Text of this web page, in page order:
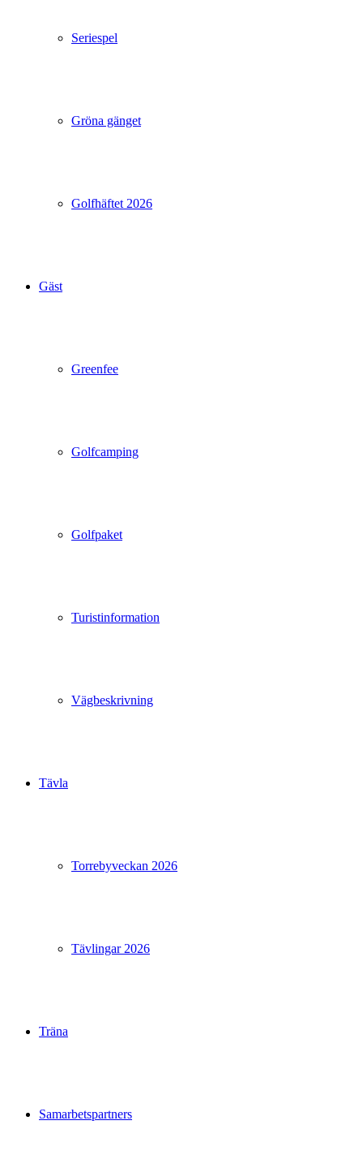
Seriespel
Gröna gänget
Golfhäftet 2026
Gäst
Greenfee
Golfcamping
Golfpaket
Turistinformation
Vägbeskrivning
Tävla
Torrebyveckan 2026
Tävlingar 2026
Träna
Samarbetspartners